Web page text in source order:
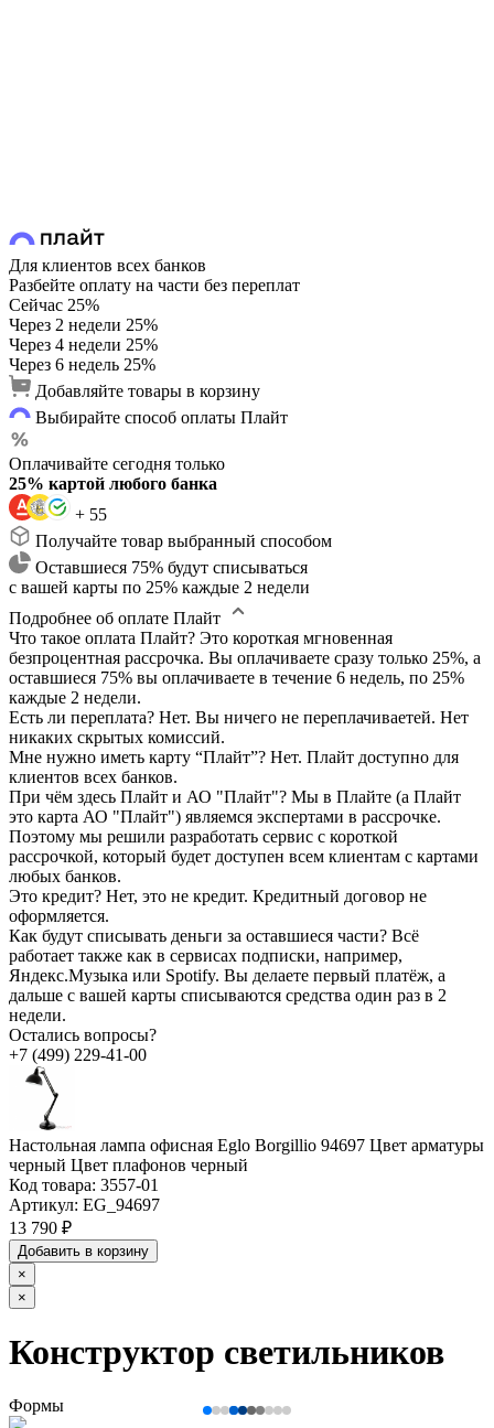
Для клиентов всех банков
Разбейте оплату на части без переплат
Сейчас 25%
Через 2 недели 25%
Через 4 недели 25%
Через 6 недель 25%
Добавляйте товары в корзину
Выбирайте способ оплаты Плайт
Оплачивайте сегодня только
25% картой любого банка
+ 55
Получайте товар выбранный способом
Оставшиеся 75% будут списываться
с вашей карты по 25% каждые 2 недели
Подробнее об оплате Плайт
Что такое оплата Плайт? Это короткая мгновенная
безпроцентная рассрочка. Вы оплачиваете сразу только 25%, а
оставшиеся 75% вы оплачиваете в течение 6 недель, по 25%
каждые 2 недели.
Есть ли переплата? Нет. Вы ничего не переплачиваетей. Нет
никаких скрытых комиссий.
Мне нужно иметь карту “Плайт”? Нет. Плайт доступно для
клиентов всех банков.
При чём здесь Плайт и АО "Плайт"? Мы в Плайте (а Плайт
это карта АО "Плайт") являемся экспертами в рассрочке.
Поэтому мы решили разработать сервис с короткой
рассрочкой, который будет доступен всем клиентам с картами
любых банков.
Это кредит? Нет, это не кредит. Кредитный договор не
оформляется.
Как будут списывать деньги за оставшиеся части? Всё
работает также как в сервисах подписки, например,
Яндекс.Музыка или Spotify. Вы делаете первый платёж, а
дальше с вашей карты списываются средства один раз в 2
недели.
Остались вопросы?
+7 (499) 229-41-00
Настольная лампа офисная Eglo Borgillio 94697 Цвет арматуры
черный Цвет плафонов черный
Код товара: 3557-01
Артикул: EG_94697
13 790 ₽
Добавить в корзину
×
×
Конструктор светильников
Формы